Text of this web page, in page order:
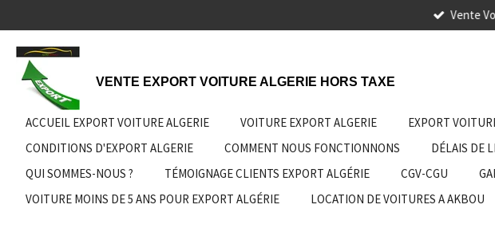
au
contenu
principal
Vente
VENTE EXPORT VOITURE ALGERIE HORS TAXE
ACCUEIL EXPORT VOITURE ALGERIE VOITURE EXPORT ALGERIE EXPORT
CONDITIONS D'EXPORT ALGERIE
COMMENT NOUS FONCTIONNONS DÉLAIS DE
QUI SOMMES-NOUS ?
TÉMOIGNAGE CLIENTS EXPORT ALGÉRIE CGV-CGU
VOITURE MOINS DE 5 ANS POUR EXPORT ALGÉRIE
LOCATION DE VOITURES A AKBOU